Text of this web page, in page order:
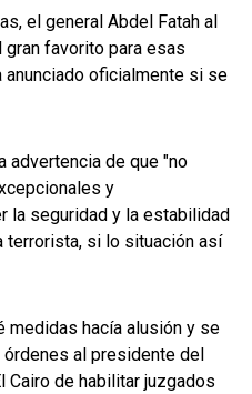
el general Abdel Fatah al
favorito para esas
anunciado oficialmente si se
advertencia de que "no
y
la seguridad y la estabilidad
terrorista, si lo situación así
medidas hacía alusión y se
órdenes al presidente del
Cairo de habilitar juzgados